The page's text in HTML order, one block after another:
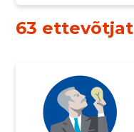
63 ettevõtjat